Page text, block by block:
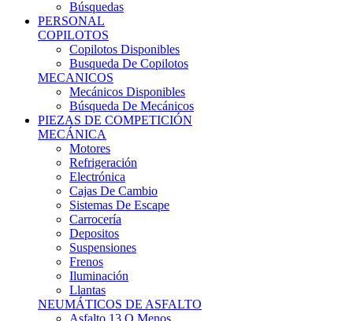
COPILOTOS
Copilotos Disponibles
Busqueda De Copilotos
MECANICOS
Mecánicos Disponibles
Búsqueda De Mecánicos
PIEZAS DE COMPETICIÓN
MECÁNICA
Motores
Refrigeración
Electrónica
Cajas De Cambio
Sistemas De Escape
Carrocería
Depositos
Suspensiones
Frenos
Iluminación
Llantas
NEUMÁTICOS DE ASFALTO
Asfalto 13 O Menos
Asfalto 14p